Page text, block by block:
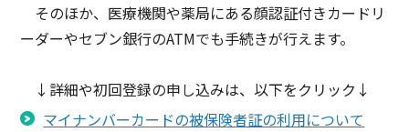
そのほか、医療機関や薬局にある顔認証付きカードリ
ーダーやセブン銀行のATMでも手続きが行えます。
↓詳細や初回登録の申し込みは、以下をクリック↓
マイナンバーカードの被保険者証の利用について